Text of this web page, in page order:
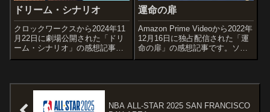
ドリーム・シナリオ
クロックワークスから2024年11
月22日に劇場公開された「ドリ
ーム・シナリオ」の感想記事で
す。オススメ度あらすじ＆予告
いた。ある日、何百万人もの夢
とから、...
運命の扉
Amazon Prime Videoから2022年
12月16日に独占配信された「運
命の扉」の感想記事です。ソ連
の映画『運命の皮肉』(1975)の
ら、その本当の意味をわかって
NBA ALL-STAR 2025 SAN FRANCISCO